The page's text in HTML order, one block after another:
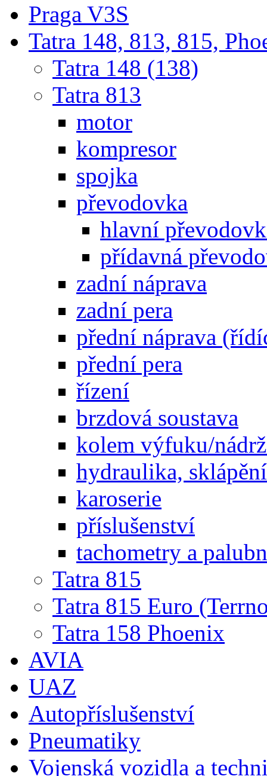
Praga V3S
Tatra 148, 813, 815,
Tatra 148 (138)
Tatra 813
motor
kompresor
spojka
převodovka
hlavní
přídavná
zadní náprava
zadní pera
přední náprava
přední pera
řízení
brzdová soustava
kolem výfuku/
hydraulika, sklápění
karoserie
příslušenství
tachometry a
Tatra 815
Tatra 815 Euro
Tatra 158 Phoenix
AVIA
UAZ
Autopříslušenství
Pneumatiky
Vojenská vozidla a